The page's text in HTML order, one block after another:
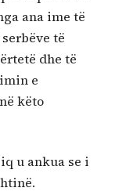
ana ime të
të
dhe të
e
këto
u ankua se i